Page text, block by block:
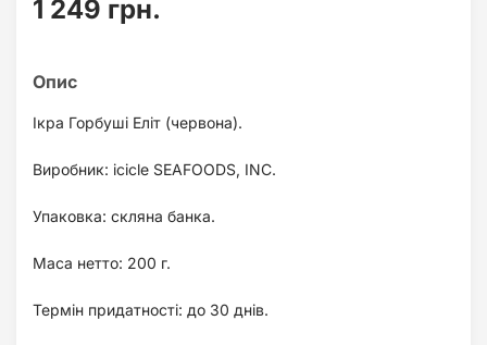
1 249 грн.
Ікра Горбуші Еліт (червона).
Виробник: icicle SEAFOODS, INC.
Упаковка: скляна банка.
Маса нетто: 200 г.
Термін придатності: до 30 днів.